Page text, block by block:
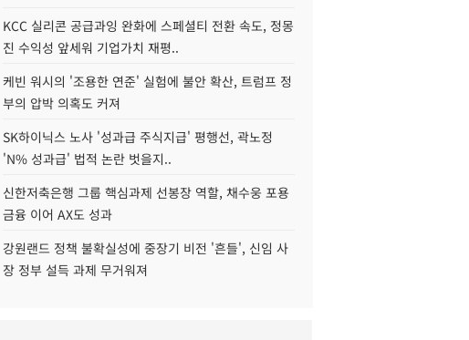
KCC 실리콘 공급과잉 완화에 스페셜티 전환 속도, 정몽
진 수익성 앞세워 기업가치 재평..
케빈 워시의 '조용한 연준' 실험에 불안 확산, 트럼프 정
부의 압박 의혹도 커져
SK하이닉스 노사 '성과급 주식지급' 평행선, 곽노정
'N% 성과급' 법적 논란 벗을지..
신한저축은행 그룹 핵심과제 선봉장 역할, 채수웅 포용
금융 이어 AX도 성과
강원랜드 정책 불확실성에 중장기 비전 '흔들', 신임 사
장 정부 설득 과제 무거워져